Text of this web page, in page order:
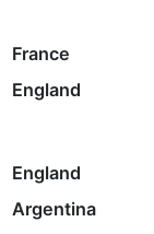
France
England
England
Argentina